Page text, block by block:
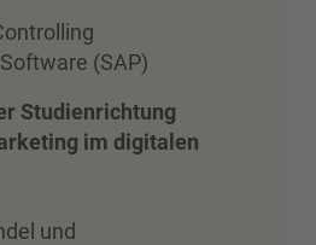
(SAP)
Studienrichtung
im digitalen
und